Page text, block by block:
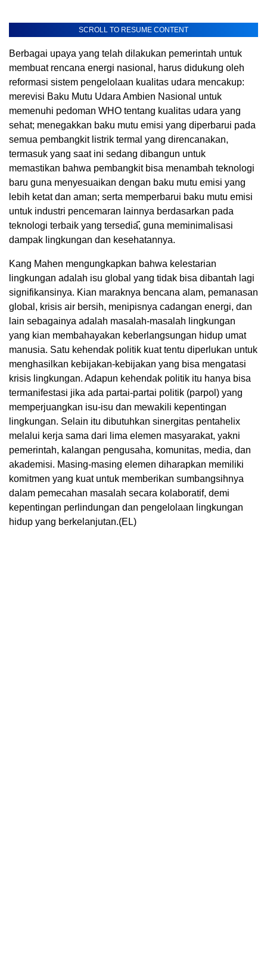
SCROLL TO RESUME CONTENT
Berbagai upaya yang telah dilakukan pemerintah untuk
membuat rencana energi nasional, harus didukung oleh
reformasi sistem pengelolaan kualitas udara mencakup:
merevisi Baku Mutu Udara Ambien Nasional untuk
memenuhi pedoman WHO tentang kualitas udara yang
sehat; menegakkan baku mutu emisi yang diperbarui pada
semua pembangkit listrik termal yang direncanakan,
termasuk yang saat ini sedang dibangun untuk
memastikan bahwa pembangkit bisa menambah teknologi
baru guna menyesuaikan dengan baku mutu emisi yang
lebih ketat dan aman; serta memperbarui baku mutu emisi
untuk industri pencemaran lainnya berdasarkan pada
teknologi terbaik yang tersedia҃, guna meminimalisasi
dampak lingkungan dan kesehatannya.
Kang Mahen mengungkapkan bahwa kelestarian
lingkungan adalah isu global yang tidak bisa dibantah lagi
signifikansinya. Kian maraknya bencana alam, pemanasan
global, krisis air bersih, menipisnya cadangan energi, dan
lain sebagainya adalah masalah-masalah lingkungan
yang kian membahayakan keberlangsungan hidup umat
manusia. Satu kehendak politik kuat tentu diperlukan untuk
menghasilkan kebijakan-kebijakan yang bisa mengatasi
krisis lingkungan. Adapun kehendak politik itu hanya bisa
termanifestasi jika ada partai-partai politik (parpol) yang
memperjuangkan isu-isu dan mewakili kepentingan
lingkungan. Selain itu dibutuhkan sinergitas pentahelix
melalui kerja sama dari lima elemen masyarakat, yakni
pemerintah, kalangan pengusaha, komunitas, media, dan
akademisi. Masing-masing elemen diharapkan memiliki
komitmen yang kuat untuk memberikan sumbangsihnya
dalam pemecahan masalah secara kolaboratif, demi
kepentingan perlindungan dan pengelolaan lingkungan
hidup yang berkelanjutan.(EL)